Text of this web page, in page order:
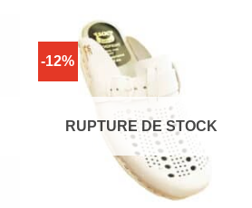
-12%
RUPTURE DE STOCK